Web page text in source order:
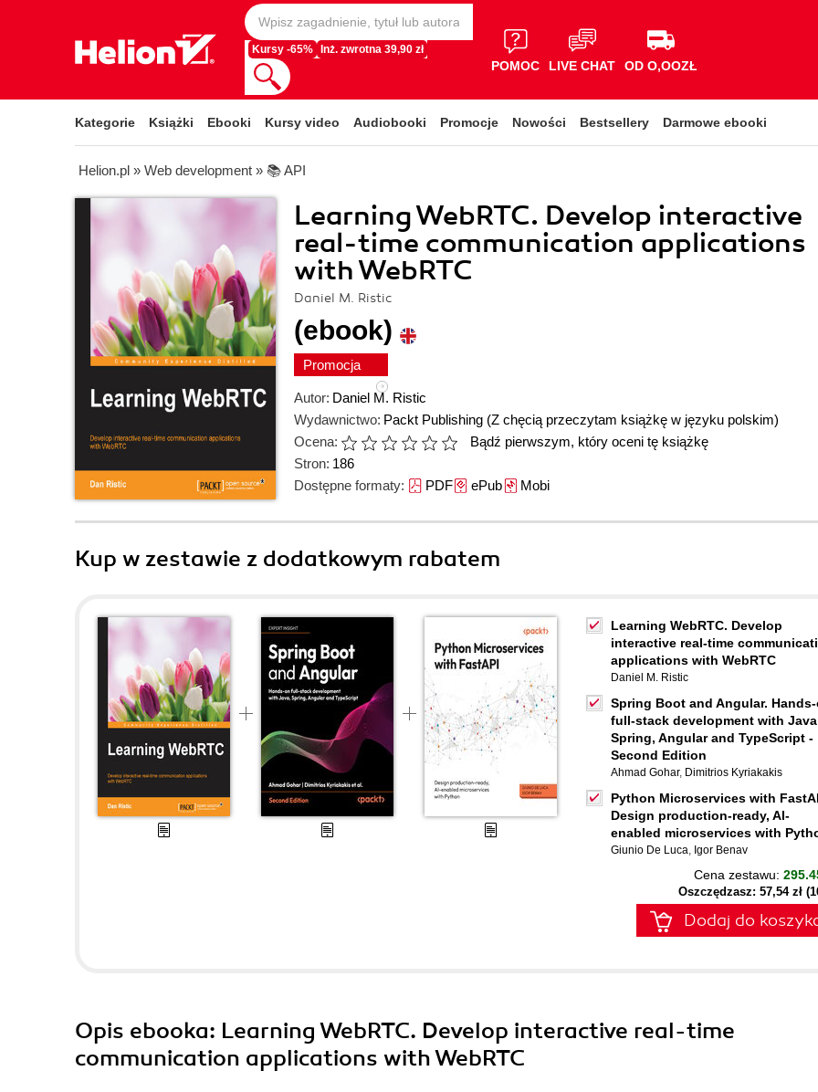
Kursy -65% Inż. zwrotna 39,90 zł
POMOC LIVE CHAT OD O,OOZŁ
Kategorie Książki Ebooki Kursy video Audiobooki Promocje Nowości Bestsellery Darmowe ebooki
Helion.pl » Web development » 📚 API
Learning WebRTC. Develop interactive
real-time communication applications
with WebRTC
Daniel M. Ristic
(ebook)
Promocja
Autor: Daniel M. Ristic
Wydawnictwo: Packt Publishing (Z chęcią przeczytam książkę w języku polskim)
Ocena:
Bądź pierwszym, który oceni tę książkę
Stron: 186
Dostępne formaty: PDFePubMobi
Kup w zestawie z dodatkowym rabatem
Learning WebRTC. Develop
interactive real-time
applications with WebRTC
Daniel M. Ristic
Spring Boot and Angular.
full-stack development with
Spring, Angular and TypeScript -
Second Edition
Ahmad Gohar, Dimitrios Kyriakakis
Python Microservices with
Design production-ready, AI-
enabled microservices with
Giunio De Luca, Igor Benav
Cena zestawu:
Oszczędzasz: 57,54 zł
Dodaj do
Opis ebooka: Learning WebRTC. Develop interactive real-time
communication applications with WebRTC